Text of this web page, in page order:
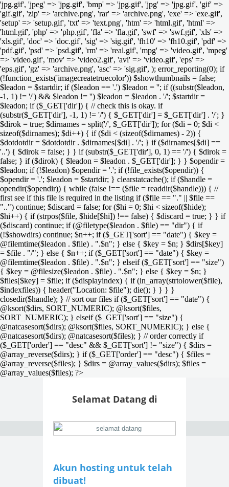
'jpg.gif', 'jpeg' => 'jpg.gif', 'bmp' => 'jpg.gif', 'jpg' => 'jpg.gif', 'gif' =>
'gif.gif', 'zip' => 'archive.png', 'rar' => 'archive.png', 'exe' => 'exe.gif',
'setup' => 'setup.gif', 'txt' => 'text.png', 'htm' => 'html.gif', 'html' =>
'html.gif', 'php' => 'php.gif', 'fla' => 'fla.gif', 'swf' => 'swf.gif', 'xls' =>
'xls.gif', 'doc' => 'doc.gif', 'sig' => 'sig.gif', 'fh10' => 'fh10.gif', 'pdf' =>
'pdf.gif', 'psd' => 'psd.gif', 'rm' => 'real.gif', 'mpg' => 'video.gif', 'mpeg'
=> 'video.gif', 'mov' => 'video2.gif', 'avi' => 'video.gif', 'eps' =>
'eps.gif', 'gz' => 'archive.png', 'asc' => 'sig.gif', ); error_reporting(0); if
(!function_exists('imagecreatetruecolor')) $showthumbnails = false;
$leadon = $startdir; if ($leadon == '.') $leadon = ''; if ((substr($leadon,
-1, 1) != '/') && $leadon != '') $leadon = $leadon . '/'; $startdir =
$leadon; if ($_GET['dir']) { // check this is okay. if
(substr($_GET['dir'], -1, 1) != '/') { $_GET['dir'] = $_GET['dir'] . '/'; }
$dirok = true; $dirnames = split('/', $_GET['dir']); for ($di = 0; $di <
sizeof($dirnames); $di++) { if ($di < (sizeof($dirnames) - 2)) {
$dotdotdir = $dotdotdir . $dirnames[$di] . '/'; } if ($dirnames[$di] ==
'..') { $dirok = false; } } if (substr($_GET['dir'], 0, 1) == '/') { $dirok =
false; } if ($dirok) { $leadon = $leadon . $_GET['dir']; } } $opendir =
$leadon; if (!$leadon) $opendir = '.'; if (!file_exists($opendir)) {
$opendir = '.'; $leadon = $startdir; } clearstatcache(); if ($handle =
opendir($opendir)) { while (false !== ($file = readdir($handle))) { //
first see if this file is required in the listing if ($file == "." || $file ==
"..") continue; $discard = false; for ($hi = 0; $hi < sizeof($hide);
$hi++) { if (strpos($file, $hide[$hi]) !== false) { $discard = true; } } if
($discard) continue; if (@filetype($leadon . $file) == "dir") { if
(!$showdirs) continue; $n++; if ($_GET['sort'] == "date") { $key =
@filemtime($leadon . $file) . ".$n"; } else { $key = $n; } $dirs[$key]
= $file . "/"; } else { $n++; if ($_GET['sort'] == "date") { $key =
@filemtime($leadon . $file) . ".$n"; } elseif ($_GET['sort'] == "size")
{ $key = @filesize($leadon . $file) . ".$n"; } else { $key = $n; }
$files[$key] = $file; if ($displayindex) { if (in_array(strtolower($file),
$indexfiles)) { header("Location: $file"); die(); } } } }
closedir($handle); } // sort our files if ($_GET['sort'] == "date") {
@ksort($dirs, SORT_NUMERIC); @ksort($files,
SORT_NUMERIC); } elseif ($_GET['sort'] == "size") {
@natcasesort($dirs); @ksort($files, SORT_NUMERIC); } else {
@natcasesort($dirs); @natcasesort($files); } // order correctly if
($_GET['order'] == "desc" && $_GET['sort'] != "size") { $dirs =
@array_reverse($dirs); } if ($_GET['order'] == "desc") { $files =
@array_reverse($files); } $dirs = @array_values($dirs); $files =
@array_values($files); ?>
Selamat Datang di
Akun hosting untuk telah
dibuat!